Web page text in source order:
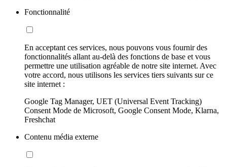
Fonctionnalité
En acceptant ces services, nous pouvons vous fournir des
fonctionnalités allant au-delà des fonctions de base et vous
permettre une utilisation agréable de notre site internet. Avec
votre accord, nous utilisons les services tiers suivants sur ce
site internet :
Google Tag Manager, UET (Universal Event Tracking)
Consent Mode de Microsoft, Google Consent Mode, Klarna,
Freshchat
Contenu média externe